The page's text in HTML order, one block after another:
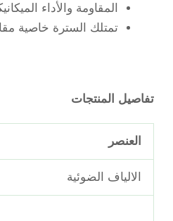
المقاومة والأداء
تمتلك السترة خاصية
تفاصيل المنتجات
العنصر
الالياف الضوئية